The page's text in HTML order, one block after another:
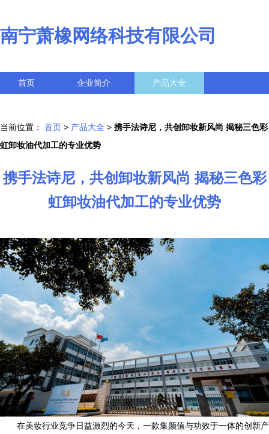
南宁萧橡网络科技有限公司
首页 企业简介 产品大全
当前位置： 首页 > 产品大全 > 携手法诗尼，共创卸妆新风尚 揭秘三色彩
虹卸妆油代加工的专业优势
携手法诗尼，共创卸妆新风尚 揭秘三色彩
虹卸妆油代加工的专业优势
在美妆行业竞争日益激烈的今天，一款集颜值与功效于一体的创新产